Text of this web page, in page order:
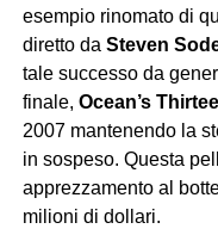
esempio rinomato di
diretto da Steven
tale successo da
finale, Ocean’s
2007 mantenendo la
in sospeso. Questa
apprezzamento al
milioni di dollari.